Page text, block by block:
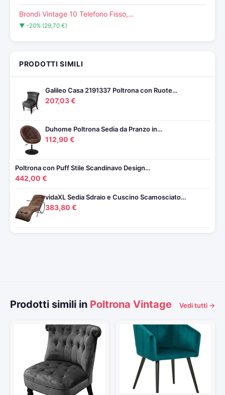
Brondi Vintage 10 Telefono Fisso,…
▼ -20% (29,70 €)
PRODOTTI SIMILI
Galileo Casa 2191337 Poltrona con Ruote…
207,03 €
Duhome Poltrona Sedia da Pranzo in…
112,90 €
Poltrona con Puff Stile Scandinavo Design…
442,00 €
vidaXL Sedia Sdraio e Cuscino Scamosciato…
383,80 €
Prodotti simili in Poltrona Vintage Vedi tutti →